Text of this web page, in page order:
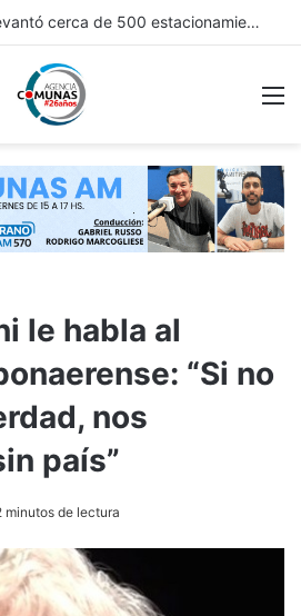
FRICC 2026: EN ITUZAINGÓ ESTÁ ABIERTA LA INSCRIPCIÓN A LAS RONDAS DE VINCULACIÓN PARA ARTESANOS, ARTISTAS Y EMPRENDEDORES CULTURALES
le habla al
“Si no
nos
país”
minutos de lectura